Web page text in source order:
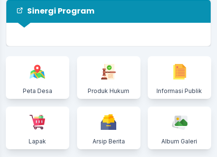
Monitoring dan Evaluasi Program M4CR
Bupati Indragiri Hilir Tinjau Lokasi Abrasi di
Bantuan kepada Warga Terdampak
20 Juli 2026
Haul ke-52 Tuan Guru KH Abdurrahman bin
H. Bakri Berlangsung Khidmat, Pemerintah
Desa Tanah Merah Ajak Masyarakat
Teladani Perjuangan Ulama
Sinergi Program
Peta Desa Produk Hukum Informasi Publik
Lapak Arsip Berita Album Galeri